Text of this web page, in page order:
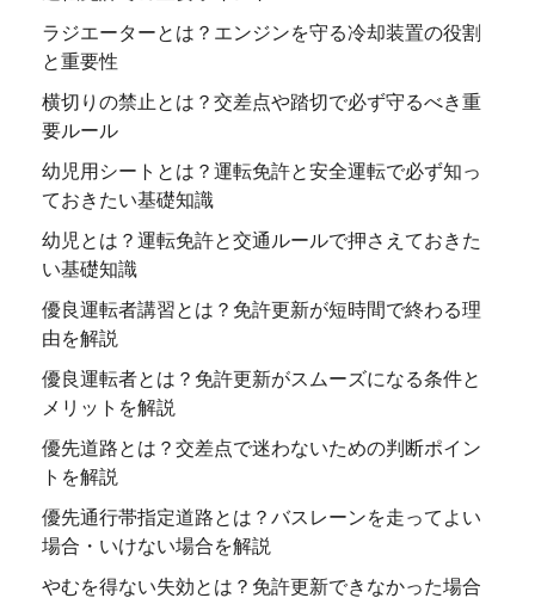
ラジエーターとは？エンジンを守る冷却装置の役割
と重要性
横切りの禁止とは？交差点や踏切で必ず守るべき重
要ルール
幼児用シートとは？運転免許と安全運転で必ず知っ
ておきたい基礎知識
幼児とは？運転免許と交通ルールで押さえておきた
い基礎知識
優良運転者講習とは？免許更新が短時間で終わる理
由を解説
優良運転者とは？免許更新がスムーズになる条件と
メリットを解説
優先道路とは？交差点で迷わないための判断ポイン
トを解説
優先通行帯指定道路とは？バスレーンを走ってよい
場合・いけない場合を解説
やむを得ない失効とは？免許更新できなかった場合